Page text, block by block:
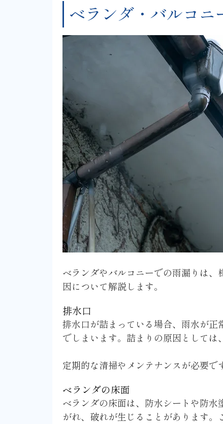
ベランダ・バルコニ
ベランダやバルコニーでの雨漏りは
因について解説します。
排水口
排水口が詰まっている場合、雨水が
でしまいます。詰まりの原因としては
定期的な清掃やメンテナンスが必要で
ベランダの床面
ベランダの床面は、防水シートや防
がれ、破れが生じることがあります。